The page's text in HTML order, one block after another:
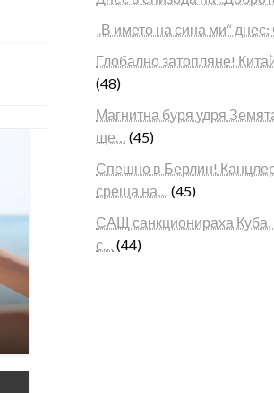
„В името на сина ми“
Глобално затопляне!
(48)
Магнитна буря удря
ще…
(45)
Спешно в Берлин!
среща на…
(45)
САЩ санкционираха Куба,
с…
(44)